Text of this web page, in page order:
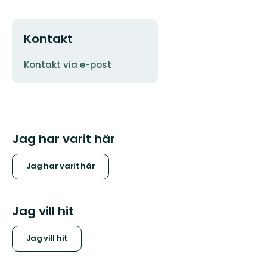
Kontakt
E-
Kontakt via e-post
Jag har varit här
Jag har varit här
Jag vill hit
Jag vill hit